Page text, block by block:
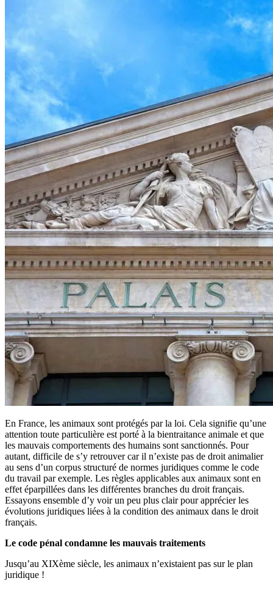
En France, les animaux sont protégés par la loi. Cela signifie qu’une
attention toute particulière est porté à la bientraitance animale et que
les mauvais comportements des humains sont sanctionnés. Pour
autant, difficile de s’y retrouver car il n’existe pas de droit animalier
au sens d’un corpus structuré de normes juridiques comme le code
du travail par exemple. Les règles applicables aux animaux sont en
effet éparpillées dans les différentes branches du droit français.
Essayons ensemble d’y voir un peu plus clair pour apprécier les
évolutions juridiques liées à la condition des animaux dans le droit
français.
Le code pénal condamne les mauvais traitements
Jusqu’au XIXème siècle, les animaux n’existaient pas sur le plan
juridique !